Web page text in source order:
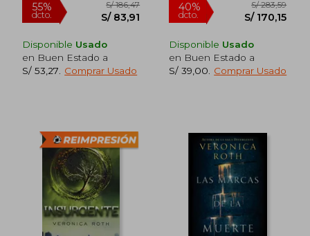
Disponible Usado
en Buen Estado a
S/ 53,27
Comprar Usado
Disponible Usado
en Buen Estado a
S/ 39,00
Comprar Usado